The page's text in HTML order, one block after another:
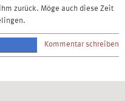
zurück. Möge auch diese Zeit
Kommentar schreiben